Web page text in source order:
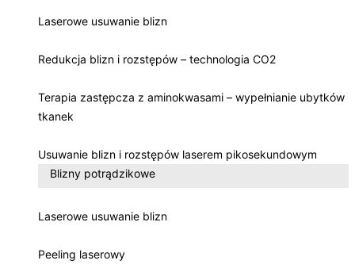
Laserowe usuwanie blizn
Redukcja blizn i rozstępów – technologia CO2
Terapia zastępcza z aminokwasami – wypełnianie ubytków
tkanek
Usuwanie blizn i rozstępów laserem pikosekundowym
Blizny potrądzikowe
Laserowe usuwanie blizn
Peeling laserowy